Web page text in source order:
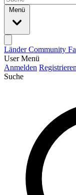
Menü
LänderCommunity
User Menü
Anmelden Registrieren
Suche